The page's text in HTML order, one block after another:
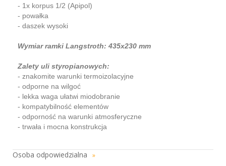
- 1x korpus 1/2 (Apipol)
- powałka
- daszek wysoki
Wymiar ramki Langstroth: 435x230 mm
Zalety uli styropianowych:
- znakomite warunki termoizolacyjne
- odporne na wilgoć
- lekka waga ułatwi miodobranie
- kompatybilność elementów
- odporność na warunki atmosferyczne
- trwała i mocna konstrukcja
Osoba odpowiedzialna »